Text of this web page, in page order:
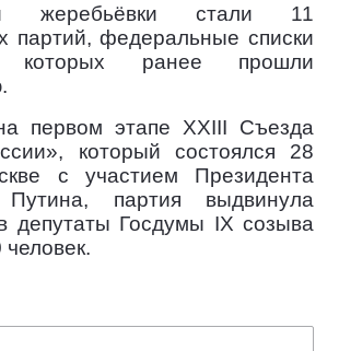
жеребьёвки стали 11
партий, федеральные списки
которых ранее прошли
первом этапе XXIII Съезда
который состоялся 28
с участием Президента
партия выдвинула
депутаты Госдумы IX созыва